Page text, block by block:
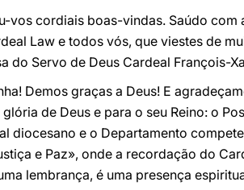
cordiais boas-vindas. Saúdo com
Law e todos vós, que viestes de
do Servo de Deus Cardeal François-
Demos graças a Deus! E
de Deus e para o seu Reino: o
diocesano e o Departamento
e Paz», onde a recordação do
lembrança, é uma presença